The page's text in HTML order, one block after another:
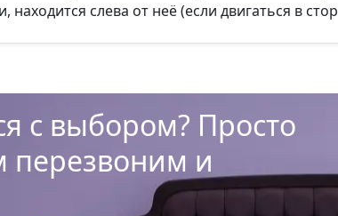
слева от неё (если двигаться в
с выбором? Просто
перезвоним и